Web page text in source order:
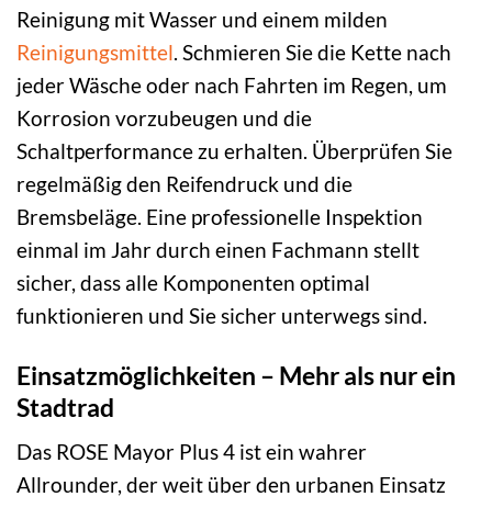
Reinigung mit Wasser und einem milden
Reinigungsmittel . Schmieren Sie die Kette nach
jeder Wäsche oder nach Fahrten im Regen, um
Korrosion vorzubeugen und die
Schaltperformance zu erhalten. Überprüfen Sie
regelmäßig den Reifendruck und die
Bremsbeläge. Eine professionelle Inspektion
einmal im Jahr durch einen Fachmann stellt
sicher, dass alle Komponenten optimal
funktionieren und Sie sicher unterwegs sind.
Einsatzmöglichkeiten – Mehr als nur ein
Stadtrad
Das ROSE Mayor Plus 4 ist ein wahrer
Allrounder, der weit über den urbanen Einsatz